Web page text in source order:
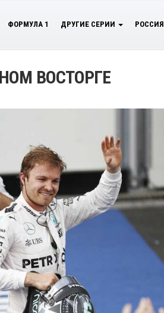
ФОРМУЛА 1 ДРУГИЕ СЕРИИ РОССИЯ
ВОСТОРГЕ